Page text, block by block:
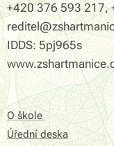
+420 376 593 217,
IDDS: 5pj965s
O škole
Úřední deska